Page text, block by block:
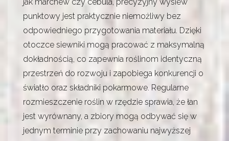
punktowy jest praktycznie niemożliwy bez
odpowiedniego przygotowania materiału. Dzięki
otoczce siewniki mogą pracować z maksymalną
dokładnością, co zapewnia roślinom identyczną
przestrzeń do rozwoju i zapobiega konkurencji o
światło oraz składniki pokarmowe. Regularne
rozmieszczenie roślin w rzędzie sprawia, że łan
jest wyrównany, a zbiory mogą odbywać się w
jednym terminie przy zachowaniu najwyższej